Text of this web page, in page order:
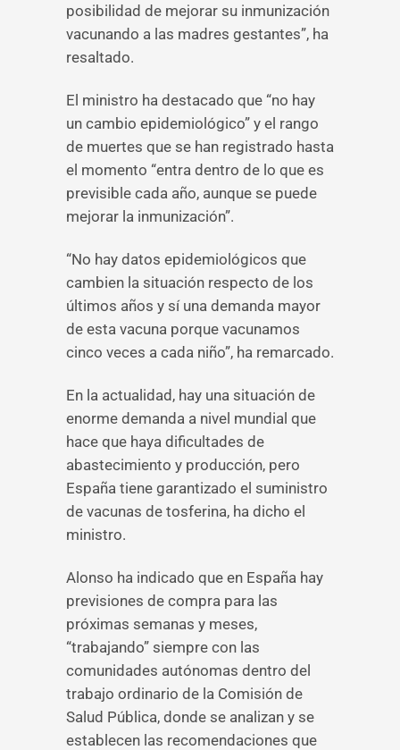
posibilidad de mejorar su inmunización
vacunando a las madres gestantes”, ha
resaltado.
El ministro ha destacado que “no hay
un cambio epidemiológico” y el rango
de muertes que se han registrado hasta
el momento “entra dentro de lo que es
previsible cada año, aunque se puede
mejorar la inmunización”.
“No hay datos epidemiológicos que
cambien la situación respecto de los
últimos años y sí una demanda mayor
de esta vacuna porque vacunamos
cinco veces a cada niño”, ha remarcado.
En la actualidad, hay una situación de
enorme demanda a nivel mundial que
hace que haya dificultades de
abastecimiento y producción, pero
España tiene garantizado el suministro
de vacunas de tosferina, ha dicho el
ministro.
Alonso ha indicado que en España hay
previsiones de compra para las
próximas semanas y meses,
“trabajando” siempre con las
comunidades autónomas dentro del
trabajo ordinario de la Comisión de
Salud Pública, donde se analizan y se
establecen las recomendaciones que